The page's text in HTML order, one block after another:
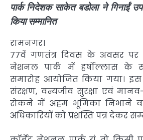
पार्क निदेशक साकेत बडोला ने गिनाईं
किया सम्मानित
रामनगर।
77वें गणतंत्र दिवस के अवसर पर
नेशनल पार्क में हर्षोल्लास के
समारोह आयोजित किया गया।
संरक्षण, वन्यजीव सुरक्षा एवं
रोकने में अहम भूमिका निभाने
अधिकारियों को प्रशस्ति पत्र देकर